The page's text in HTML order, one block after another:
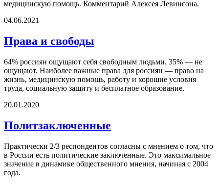
медицинскую помощь. Комментарий Алексея Левинсона.
04.06.2021
Права и свободы
64% россиян ощущают себя свободным людьми, 35% — не
ощущают. Наиболее важные права для россиян — право на
жизнь, медицинскую помощь, работу и хорошие условия
труда, социальную защиту и бесплатное образование.
20.01.2020
Политзаключенные
Практически 2/3 респондентов согласны с мнением о том, что
в России есть политические заключенные. Это максимальное
значение в динамике общественного мнения, начиная с 2004
года.